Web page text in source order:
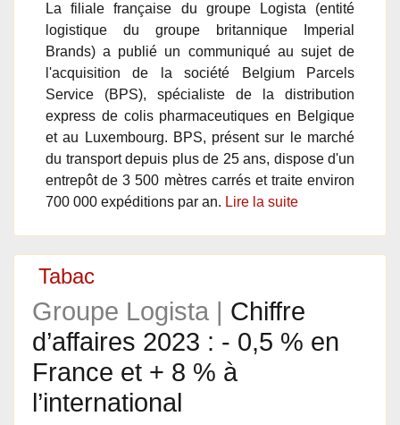
La filiale française du groupe Logista (entité
logistique du groupe britannique Imperial
Brands) a publié un communiqué au sujet de
l'acquisition de la société Belgium Parcels
Service (BPS), spécialiste de la distribution
express de colis pharmaceutiques en Belgique
et au Luxembourg. BPS, présent sur le marché
du transport depuis plus de 25 ans, dispose d'un
entrepôt de 3 500 mètres carrés et traite environ
700 000 expéditions par an. Lire la suite
Tabac
Groupe Logista | Chiffre
d’affaires 2023 : - 0,5 % en
France et + 8 % à
l’international